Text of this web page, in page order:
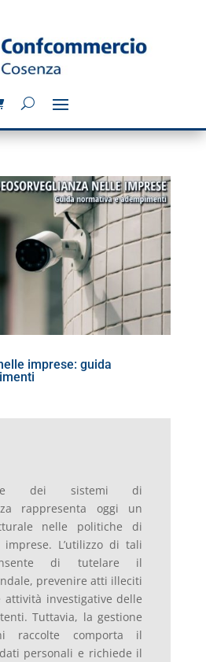
imprese: guida
dei sistemi di
rappresenta oggi un
nelle politiche di
L’utilizzo di tali
di tutelare il
prevenire atti illeciti
attività investigative delle
Tuttavia, la gestione
raccolte comporta il
personali e richiede il